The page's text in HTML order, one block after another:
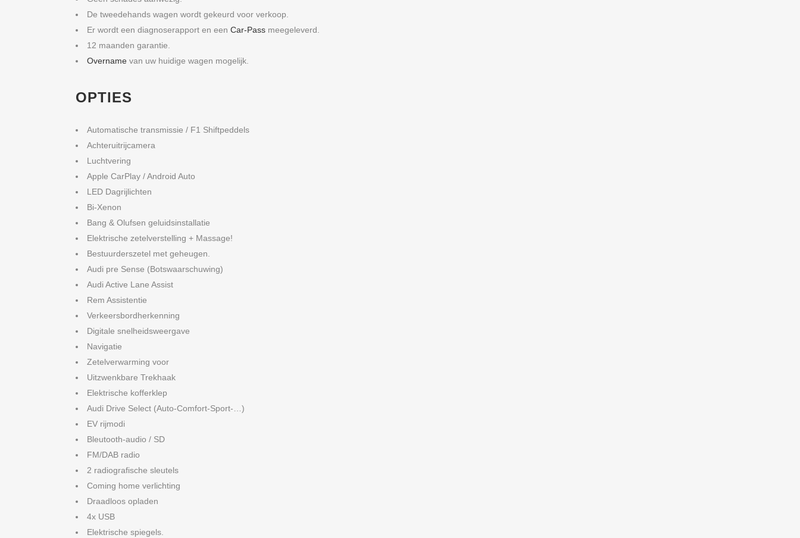
De tweedehands wagen wordt gekeurd voor verkoop.
Er wordt een diagnoserapport en een Car-Pass meegeleverd.
12 maanden garantie.
Overname van uw huidige wagen mogelijk.
OPTIES
Automatische transmissie / F1 Shiftpeddels
Achteruitrijcamera
Luchtvering
Apple CarPlay / Android Auto
LED Dagrijlichten
Bi-Xenon
Bang & Olufsen geluidsinstallatie
Elektrische zetelverstelling + Massage!
Bestuurderszetel met geheugen.
Audi pre Sense (Botswaarschuwing)
Audi Active Lane Assist
Rem Assistentie
Verkeersbordherkenning
Digitale snelheidsweergave
Navigatie
Zetelverwarming voor
Uitzwenkbare Trekhaak
Elektrische kofferklep
Audi Drive Select (Auto-Comfort-Sport-…)
EV rijmodi
Bleutooth-audio / SD
FM/DAB radio
2 radiografische sleutels
Coming home verlichting
Draadloos opladen
4x USB
Elektrische spiegels.